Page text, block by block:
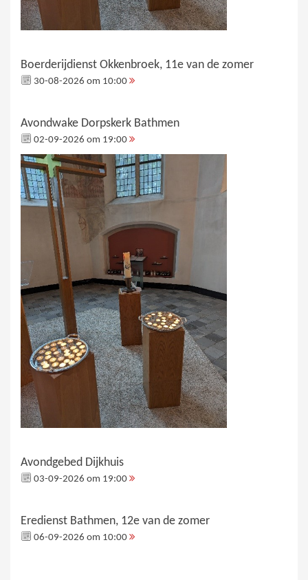
Boerderijdienst Okkenbroek, 11e van de zomer
30-08-2026 om 10:00
Avondwake Dorpskerk Bathmen
02-09-2026 om 19:00
Avondgebed Dijkhuis
03-09-2026 om 19:00
Eredienst Bathmen, 12e van de zomer
06-09-2026 om 10:00